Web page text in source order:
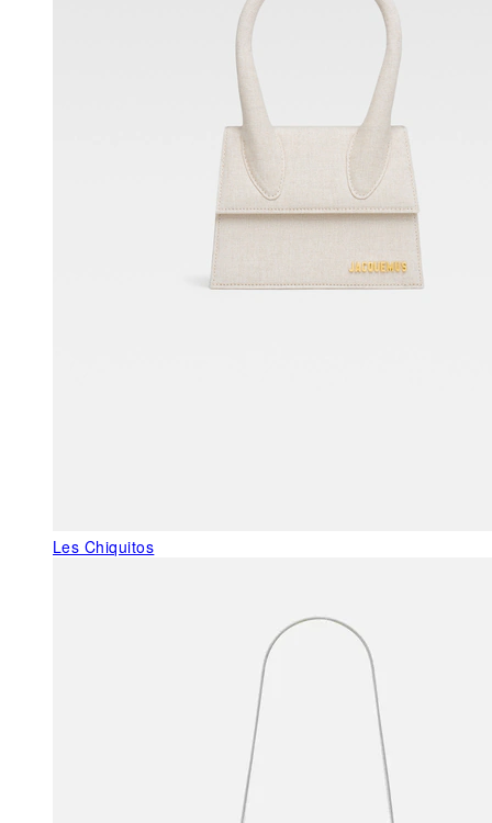
Les Chiquitos